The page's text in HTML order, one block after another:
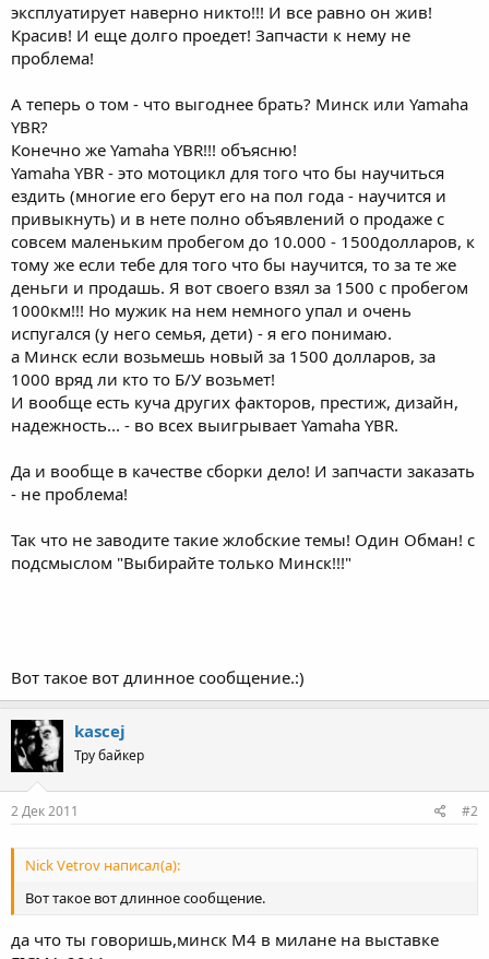
эксплуатирует наверно никто!!! И все равно он жив!
Красив! И еще долго проедет! Запчасти к нему не
проблема!
А теперь о том - что выгоднее брать? Минск или Yamaha
YBR?
Конечно же Yamaha YBR!!! объясню!
Yamaha YBR - это мотоцикл для того что бы научиться
ездить (многие его берут его на пол года - научится и
привыкнуть) и в нете полно объявлений о продаже с
совсем маленьким пробегом до 10.000 - 1500долларов, к
тому же если тебе для того что бы научится, то за те же
деньги и продашь. Я вот своего взял за 1500 с пробегом
1000км!!! Но мужик на нем немного упал и очень
испугался (у него семья, дети) - я его понимаю.
а Минск если возьмешь новый за 1500 долларов, за
1000 вряд ли кто то Б/У возьмет!
И вообще есть куча других факторов, престиж, дизайн,
надежность... - во всех выигрывает Yamaha YBR.
Да и вообще в качестве сборки дело! И запчасти заказать
- не проблема!
Так что не заводите такие жлобские темы! Один Обман! с
подсмыслом "Выбирайте только Минск!!!"
Вот такое вот длинное сообщение.:)
kascej
Тру байкер
2 Дек 2011 #2
Nick Vetrov написал(а):
Вот такое вот длинное сообщение.
да что ты говоришь,минск М4 в милане на выставке